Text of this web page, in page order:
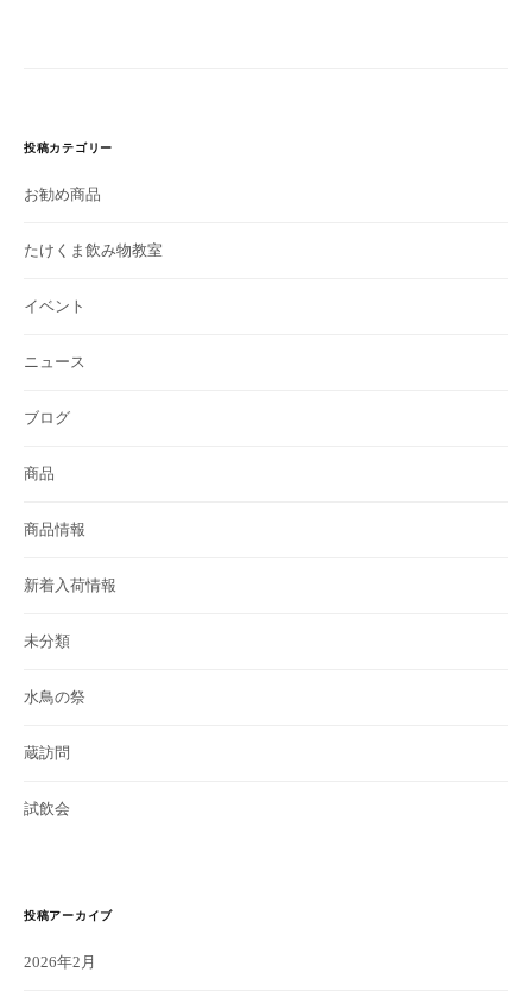
投稿カテゴリー
お勧め商品
たけくま飲み物教室
イベント
ニュース
ブログ
商品
商品情報
新着入荷情報
未分類
水鳥の祭
蔵訪問
試飲会
投稿アーカイブ
2026年2月